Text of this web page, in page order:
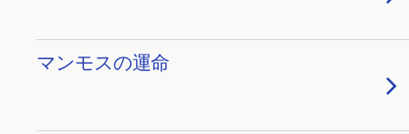
マンモスの運命